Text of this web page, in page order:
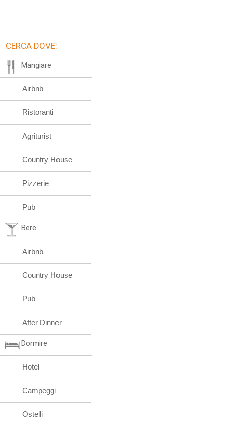
CERCA DOVE:
Mangiare
Airbnb
Ristoranti
Agriturist
Country House
Pizzerie
Pub
Bere
Airbnb
Country House
Pub
After Dinner
Dormire
Hotel
Campeggi
Ostelli